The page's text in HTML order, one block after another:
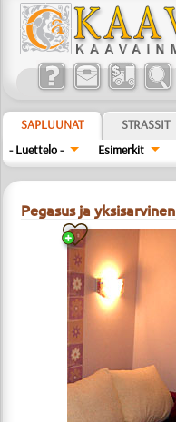
SAPLUUNAT
STRASSIT
- Luettelo -
Esimerkit
Pegasus ja yksisarvinen